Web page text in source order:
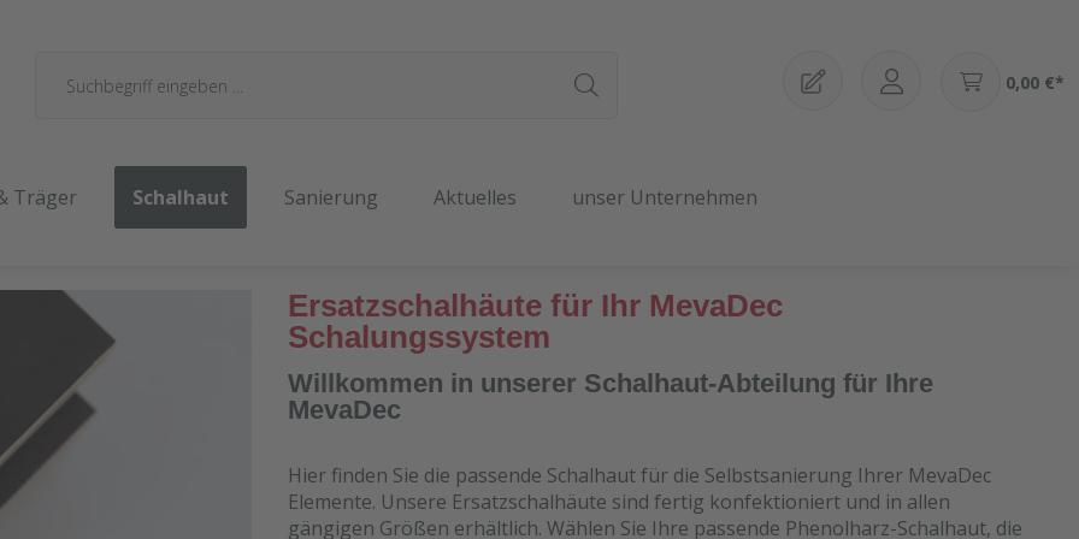
0,00 €*
Träger Schalhaut Sanierung Aktuelles unser Unternehmen
Ersatzschalhäute für Ihr MevaDec
Schalungssystem
Willkommen in unserer Schalhaut-Abteilung für Ihre
MevaDec
Hier finden Sie die passende Schalhaut für die Selbstsanierung Ihrer MevaDec
Elemente. Unsere Ersatzschalhäute sind fertig konfektioniert und in allen
gängigen Größen erhältlich. Wählen Sie Ihre passende Phenolharz-Schalhaut, die